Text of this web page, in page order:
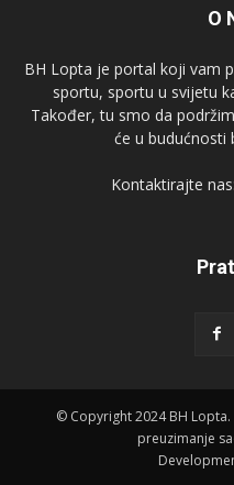
O
BH Lopta je portal koji vam
sportu, sportu u svijetu
Također, tu smo da
će u budućnosti
Kontaktirajte nas:
© Copyright 2024 BH
preuzimanje